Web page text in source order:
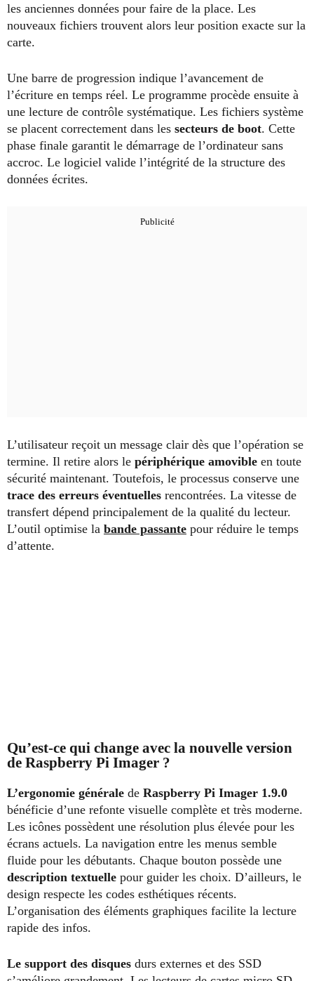
les anciennes données pour faire de la place. Les
nouveaux fichiers trouvent alors leur position exacte sur la
carte.
Une barre de progression indique l’avancement de
l’écriture en temps réel. Le programme procède ensuite à
une lecture de contrôle systématique. Les fichiers système
se placent correctement dans les secteurs de boot. Cette
phase finale garantit le démarrage de l’ordinateur sans
accroc. Le logiciel valide l’intégrité de la structure des
données écrites.
L’utilisateur reçoit un message clair dès que l’opération se
termine. Il retire alors le périphérique amovible en toute
sécurité maintenant. Toutefois, le processus conserve une
trace des erreurs éventuelles rencontrées. La vitesse de
transfert dépend principalement de la qualité du lecteur.
L’outil optimise la bande passante pour réduire le temps
d’attente.
Qu’est-ce qui change avec la nouvelle version
de Raspberry Pi Imager ?
L’ergonomie générale de Raspberry Pi Imager 1.9.0
bénéficie d’une refonte visuelle complète et très moderne.
Les icônes possèdent une résolution plus élevée pour les
écrans actuels. La navigation entre les menus semble
fluide pour les débutants. Chaque bouton possède une
description textuelle pour guider les choix. D’ailleurs, le
design respecte les codes esthétiques récents.
L’organisation des éléments graphiques facilite la lecture
rapide des infos.
Le support des disques durs externes et des SSD